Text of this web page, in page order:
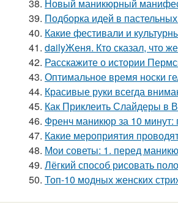
38. Новый маникюрный
39. Подборка идей в пастельных
40. Какие фестивали и
41. dailyЖеня. Кто сказал, что
42. Расскажите о истории
43. Оптимальное время носки
44. Красивые руки всегда
45. Как Приклеить Слайдеры в
46. Френч маникюр за 10 минут:
47. Какие мероприятия
48. Мои советы: 1. перед
49. Лёгкий способ рисовать
50. Топ-10 модных женских